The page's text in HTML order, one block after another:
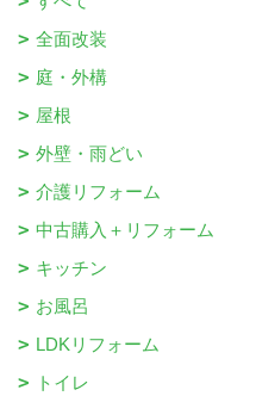
全面改装
庭・外構
屋根
外壁・雨どい
介護リフォーム
中古購入＋リフォーム
キッチン
お風呂
LDKリフォーム
トイレ